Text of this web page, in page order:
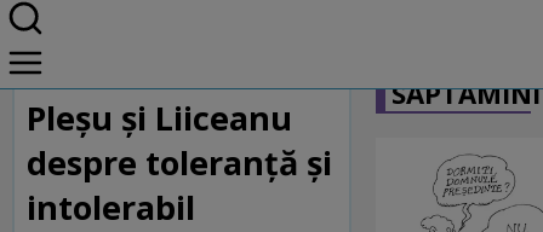
Home
Dileme on-line
Pleșu și Liiceanu
despre toleranță și
intolerabil